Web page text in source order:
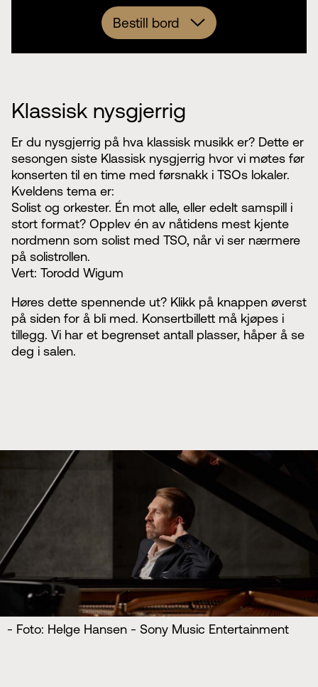
Bestill bord
Klassisk nysgjerrig
Er du nysgjerrig på hva klassisk musikk er? Dette er
sesongen siste Klassisk nysgjerrig hvor vi møtes før
konserten til en time med førsnakk i TSOs lokaler.
Kveldens tema er:
Solist og orkester. Én mot alle, eller edelt samspill i
stort format? Opplev én av nåtidens mest kjente
nordmenn som solist med TSO, når vi ser nærmere
på solistrollen.
Vert: Torodd Wigum
Høres dette spennende ut? Klikk på knappen øverst
på siden for å bli med. Konsertbillett må kjøpes i
tillegg. Vi har et begrenset antall plasser, håper å se
deg i salen.
- Foto: Helge Hansen - Sony Music Entertainment